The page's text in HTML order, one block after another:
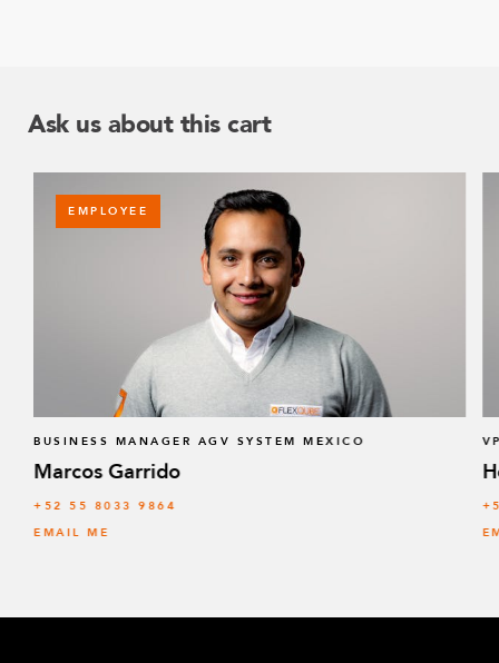
Ask us about this cart
EMPLOYEE
BUSINESS MANAGER AGV SYSTEM MEXICO
Marcos Garrido
+52 55 8033 9864
EMAIL ME